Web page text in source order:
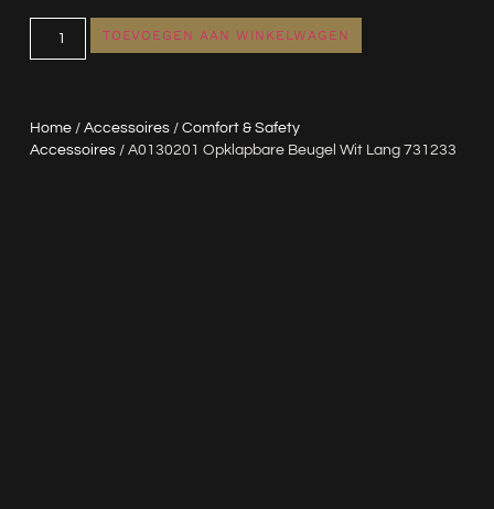
Home/ Accessoires/ Comfort & Safety
Accessoires/ A0130201 Opklapbare Beugel Wit Lang 731233
TOEVOEGEN AAN WINKELWAGEN